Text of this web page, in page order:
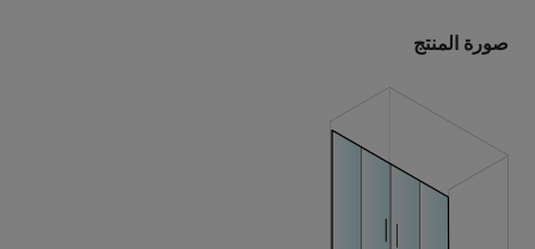
صورة المنتج